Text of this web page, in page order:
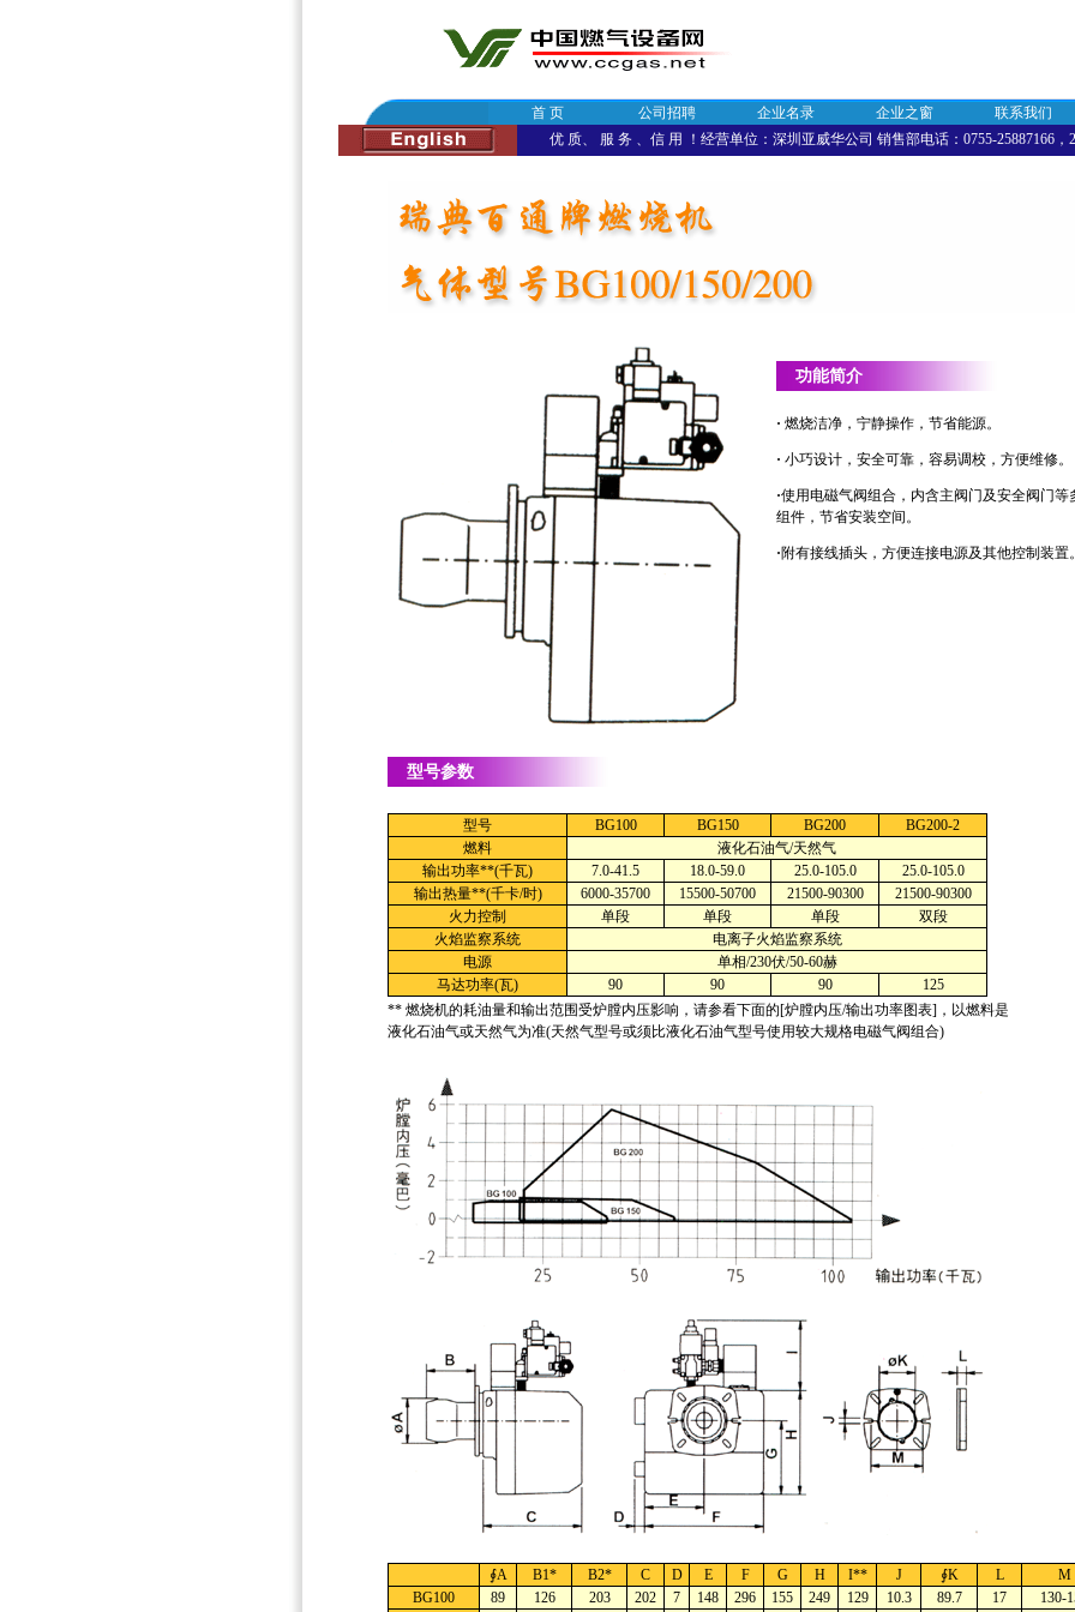
首 页 公司招聘 企业名录 企业之窗
联系我们
优 质、 服 务 、信 用 ！经营单位：深圳亚威华公司 销售部电话：0755-25887166
功能简介
· 燃烧洁净，宁静操作，节省能源。
· 小巧设计，安全可靠，容易调校，方便维修。
·使用电磁气阀组合，内含主阀门及安全阀门等
组件，节省安装空间。
·附有接线插头，方便连接电源及其他控制装置
型号参数
型号 BG100 BG150 BG200
BG200-2
燃料
液化石油气/天然气
输出功率**(千瓦)
7.0-41.5 18.0-59.0 25.0-105.0
25.0-105.0
输出热量**(千卡/时)
6000-35700 15500-50700 21500-90300
21500-90300
火力控制
单段 单段 单段
双段
火焰监察系统
电离子火焰监察系统
电源
单相/230伏/50-60赫
马达功率(瓦)
90 90 90
125
** 燃烧机的耗油量和输出范围受炉膛内压影响，请参看下面的[炉膛内压/输出功率图表]，以燃料是
液化石油气或天然气为准(天然气型号或须比液化石油气型号使用较大规格电磁气阀组合)
∮A B1* B2* C D E F G H I** J ∮K L
M
BG100
89 126 203 202 7 148 296 155 249 129 10.3 89.7 17 130-